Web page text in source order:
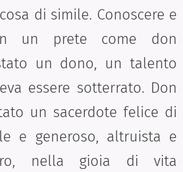
di simile. Conoscere e
un prete come don
un dono, un talento
essere sotterrato. Don
un sacerdote felice di
e generoso, altruista e
nella gioia di vita